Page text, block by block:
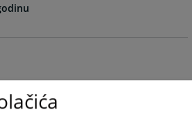
forward
interact
calendar
and